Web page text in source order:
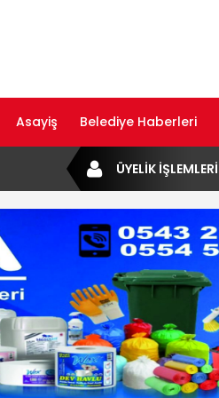
Asayiş Belediye Haberleri
ÜYELİK İŞLEMLERİ